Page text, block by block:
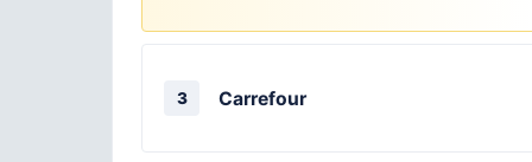
3 Carrefour